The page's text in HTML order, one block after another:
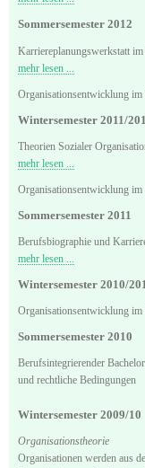
Sommersemester 2012
Karriereplanungswerkstatt
mehr lesen ...
Organisationsentwicklung im
Wintersemester 2011/
Theorien Sozialer
mehr lesen ...
Organisationsentwicklung
Sommersemester 2011
Berufsbiographie und
mehr lesen ...
Wintersemester 2010/
Organisationsentwicklung
Sommersemester 2010
Berufsintegrierender
und rechtliche Bedingungen
Wintersemester 2009/10
Organisationstheorie
Organisationen werden aus